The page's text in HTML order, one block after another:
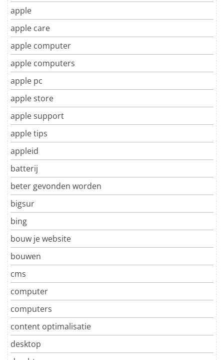
apple
apple care
apple computer
apple computers
apple pc
apple store
apple support
apple tips
appleid
batterij
beter gevonden worden
bigsur
bing
bouw je website
bouwen
cms
computer
computers
content optimalisatie
desktop